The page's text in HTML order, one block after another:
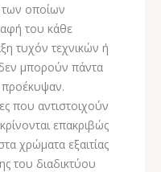
των οποίων
του κάθε
τυχόν τεχνικών ή
μπορούν πάντα
που αντιστοιχούν
επακριβώς
χρώματα εξαιτίας
του διαδικτύου